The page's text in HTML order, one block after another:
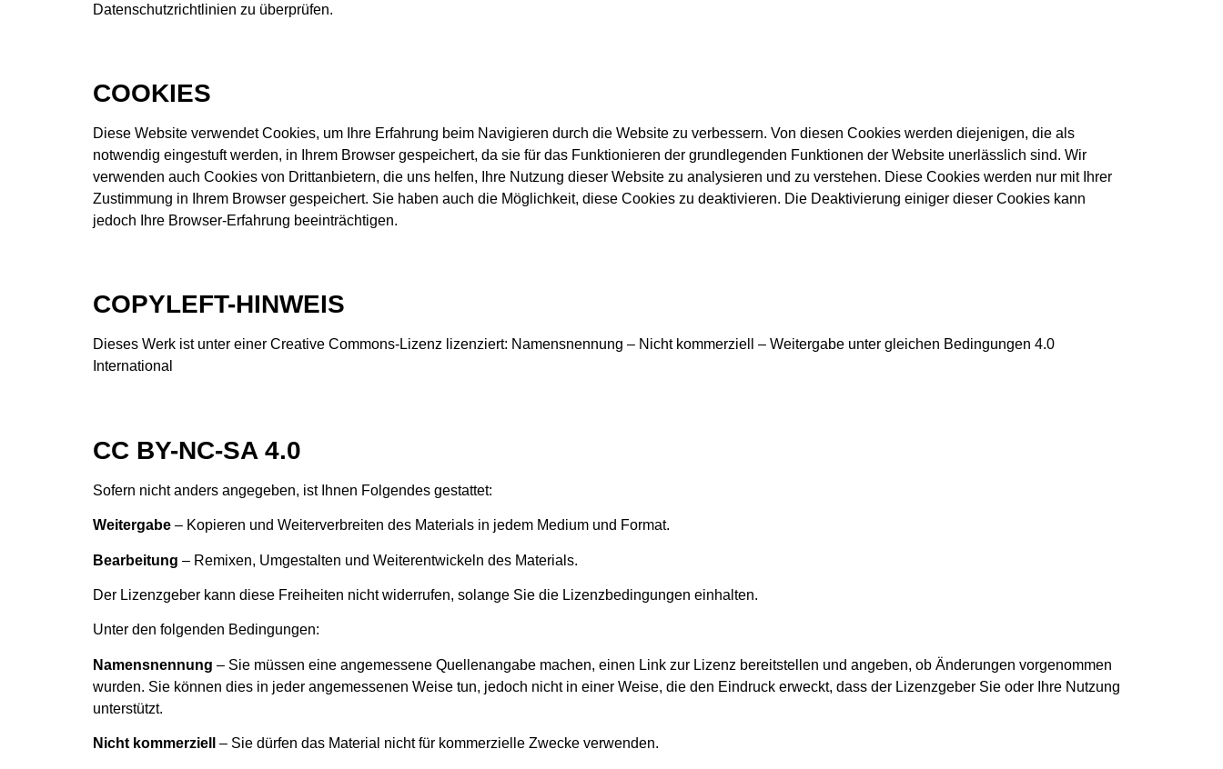
Datenschutzrichtlinien zu überprüfen.
COOKIES
Diese Website verwendet Cookies, um Ihre Erfahrung beim Navigieren durch die Website zu verbessern. Von diesen Cookies werden diejenigen, die als
notwendig eingestuft werden, in Ihrem Browser gespeichert, da sie für das Funktionieren der grundlegenden Funktionen der Website unerlässlich sind. Wir
verwenden auch Cookies von Drittanbietern, die uns helfen, Ihre Nutzung dieser Website zu analysieren und zu verstehen. Diese Cookies werden nur mit Ihrer
Zustimmung in Ihrem Browser gespeichert. Sie haben auch die Möglichkeit, diese Cookies zu deaktivieren. Die Deaktivierung einiger dieser Cookies kann
jedoch Ihre Browser-Erfahrung beeinträchtigen.
COPYLEFT-HINWEIS
Dieses Werk ist unter einer Creative Commons-Lizenz lizenziert: Namensnennung – Nicht kommerziell – Weitergabe unter gleichen Bedingungen 4.0
International
CC BY-NC-SA 4.0
Sofern nicht anders angegeben, ist Ihnen Folgendes gestattet:
Weitergabe – Kopieren und Weiterverbreiten des Materials in jedem Medium und Format.
Bearbeitung – Remixen, Umgestalten und Weiterentwickeln des Materials.
Der Lizenzgeber kann diese Freiheiten nicht widerrufen, solange Sie die Lizenzbedingungen einhalten.
Unter den folgenden Bedingungen:
Namensnennung – Sie müssen eine angemessene Quellenangabe machen, einen Link zur Lizenz bereitstellen und angeben, ob Änderungen vorgenommen
wurden. Sie können dies in jeder angemessenen Weise tun, jedoch nicht in einer Weise, die den Eindruck erweckt, dass der Lizenzgeber Sie oder Ihre Nutzung
unterstützt.
Nicht kommerziell – Sie dürfen das Material nicht für kommerzielle Zwecke verwenden.